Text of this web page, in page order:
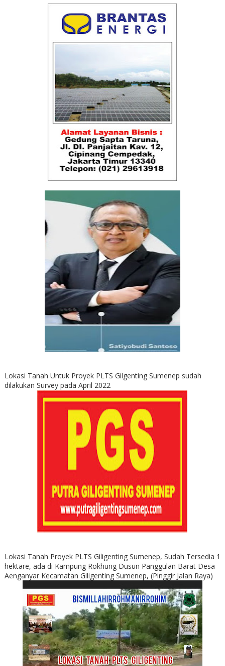
Lokasi Tanah Untuk Proyek PLTS Gilgenting Sumenep sudah
dilakukan Survey pada April 2022
Lokasi Tanah Proyek PLTS Giligenting Sumenep, Sudah Tersedia 1
hektare, ada di Kampung Rokhung Dusun Panggulan Barat Desa
Aenganyar Kecamatan Giligenting Sumenep, (Pinggir Jalan Raya)